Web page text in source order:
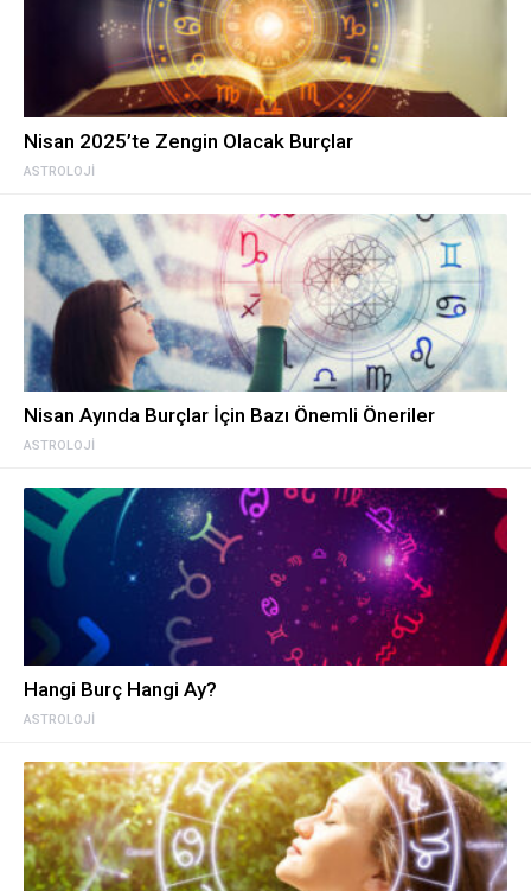
ASTROLOJI
Nisan 2025’te Zengin Olacak Burçlar
ASTROLOJI
Nisan Ayında Burçlar İçin Bazı Önemli Öneriler
ASTROLOJI
Hangi Burç Hangi Ay?